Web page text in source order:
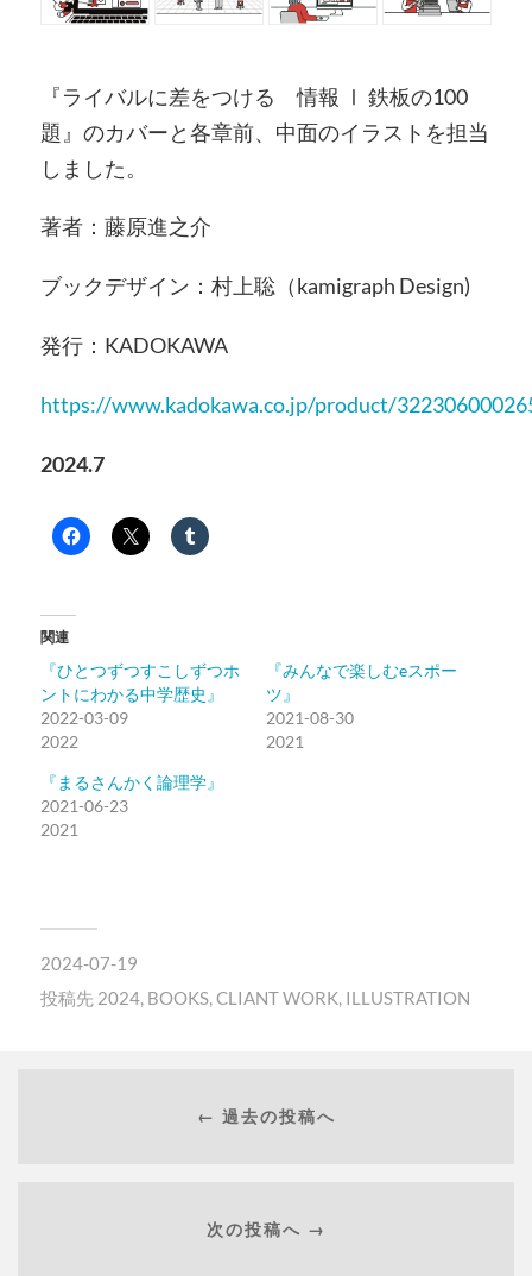
『ライバルに差をつける 情報 Ⅰ 鉄板の100
題』のカバーと各章前、中面のイラストを担当
しました。
著者：藤原進之介
ブックデザイン：村上聡（kamigraph Design)
発行：KADOKAWA
https://www.kadokawa.co.jp/product/
2024.7
関連
『ひとつずつすこしずつホ
ントにわかる中学歴史』
2022-03-09
2022
『みんなで楽しむeスポー
ツ』
2021-08-30
2021
『まるさんかく論理学』
2021-06-23
2021
2024-07-19
投稿先 2024, BOOKS,CLIANT WORK, ILLUSTRATION
← 過去の投稿へ
次の投稿へ →